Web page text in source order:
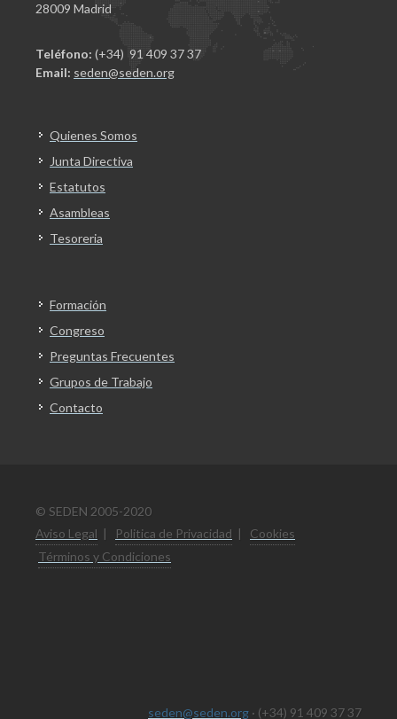
28009 Madrid
Teléfono: (+34) 91 409 37 37
Email: seden@seden.org
Quienes Somos
Junta Directiva
Estatutos
Asambleas
Tesoreria
Formación
Congreso
Preguntas Frecuentes
Grupos de Trabajo
Contacto
© SEDEN 2005-2020
Aviso Legal | Politica de Privacidad |
Cookies
Términos y Condiciones
seden@seden.org · (+34) 91 409 37 37